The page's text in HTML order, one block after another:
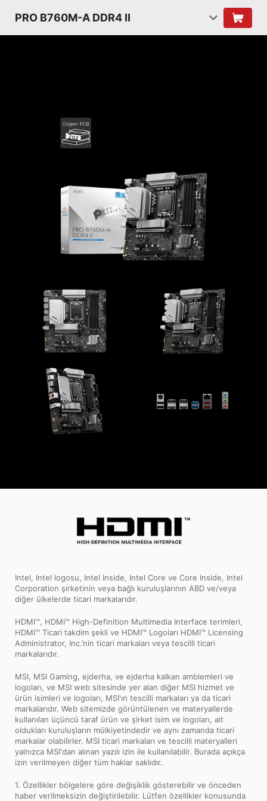
PRO B760M-A DDR4 II
Intel, Intel logosu, Intel Inside, Intel Core ve Core Inside, Intel
Corporation şirketinin veya bağlı kuruluşlarının ABD ve/veya
diğer ülkelerde ticari markalarıdır.
HDMI™, HDMI™ High-Definition Multimedia Interface terimleri,
HDMI™ Ticari takdim şekli ve HDMI™ Logoları HDMI™ Licensing
Administrator, Inc.’nin ticari markaları veya tescilli ticari
markalarıdır.
MSI, MSI Gaming, ejderha, ve ejderha kalkan amblemleri ve
logoları, ve MSI web sitesinde yer alan diğer MSI hizmet ve
ürün isimleri ve logoları, MSI'ın tescilli markaları ya da ticari
markalarıdır. Web sitemizde görüntülenen ve materyallerde
kullanılan üçüncü taraf ürün ve şirket isim ve logoları, ait
oldukları kuruluşların mülkiyetindedir ve aynı zamanda ticari
markalar olabilirler. MSI ticari markaları ve tescilli materyalleri
yalnızca MSI'dan alınan yazılı izin ile kullanılabilir. Burada açıkça
izin verilmeyen diğer tüm haklar saklıdır.
1. Özellikler bölgelere göre değişiklik gösterebilir ve önceden
haber verilmeksizin değiştirilebilir. Lütfen özellikler konusunda